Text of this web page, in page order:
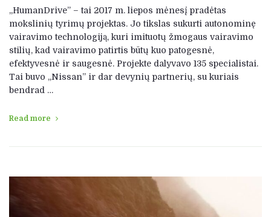
„HumanDrive” – tai 2017 m. liepos mėnesį pradėtas
mokslinių tyrimų projektas. Jo tikslas sukurti autonominę
vairavimo technologiją, kuri imituotų žmogaus vairavimo
stilių, kad vairavimo patirtis būtų kuo patogesnė,
efektyvesnė ir saugesnė. Projekte dalyvavo 135 specialistai.
Tai buvo „Nissan” ir dar devynių partnerių, su kuriais
bendrad …
Read more